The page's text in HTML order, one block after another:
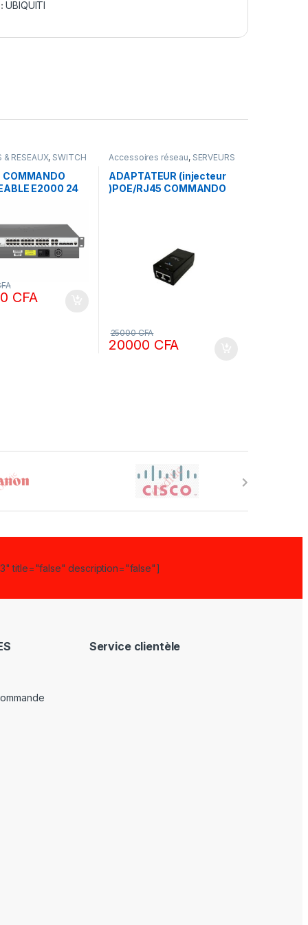
:UBIQUITI
& RESEAUX, SWITCH
E2000 24
CFA
Accessoires réseau, SERVEURS
ADAPTATEUR (injecteur
)POE/RJ45 COMMANDO
20000 CFA
25000CFA
title="false" description="false"]
Service clientèle